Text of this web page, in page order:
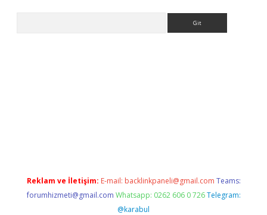
Reklam ve İletişim: E-mail: backlinkpaneli@gmail.com Teams:
forumhizmeti@gmail.com Whatsapp: 0262 606 0 726 Telegram:
@karabul